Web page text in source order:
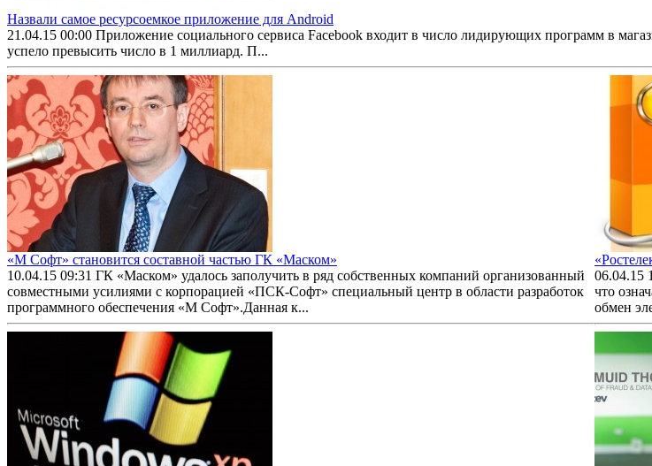
Назвали самое ресурсоемкое приложение для Android
21.04.15 00:00 Приложение социального сервиса Facebook входит в число лидирующих программ в
успело превысить число в 1 миллиард. П...
«М Софт» становится составной частью ГК «Маском»
10.04.15 09:31 ГК «Маском» удалось заполучить в ряд собственных компаний организованный
совместными усилиями с корпорацией «ПСК-Софт» специальный центр в области разработок
программного обеспечения «М Софт».Данная к...
06.04.15
что
обмен